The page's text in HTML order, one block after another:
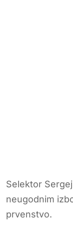
Selektor
neugodnim
prvenstvo.